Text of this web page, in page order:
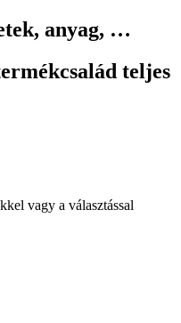
anyag, …
teljes
vagy a választással